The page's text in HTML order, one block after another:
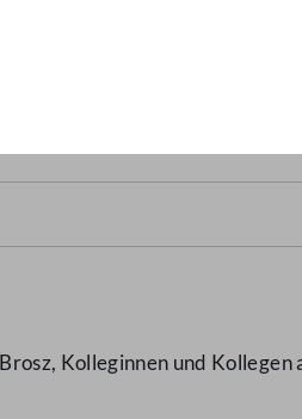
Kolleginnen und